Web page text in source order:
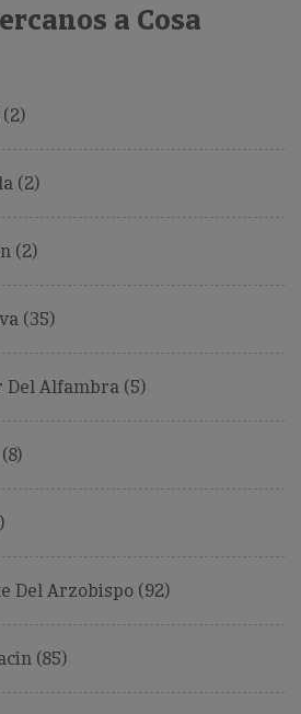
a Cosa
(2)
(2)
(35)
Del Alfambra (5)
Del Arzobispo (92)
(85)